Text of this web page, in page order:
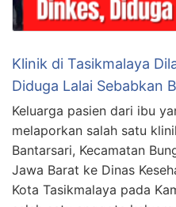
Klinik di Tasikmalaya
Diduga Lalai Sebabkan
Keluarga pasien dari ibu
melaporkan salah satu
Bantarsari, Kecamatan
Jawa Barat ke Dinas
Kota Tasikmalaya pada